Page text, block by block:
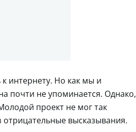
интернету. Но как мы и
почти не упоминается. Однако,
проект не мог так
высказывания.